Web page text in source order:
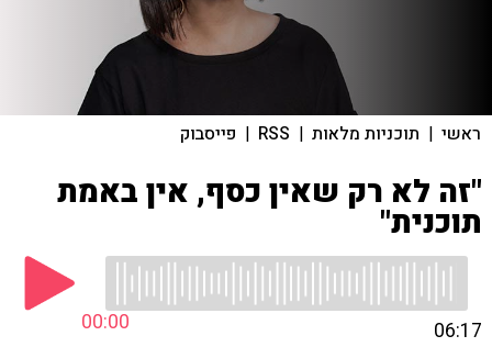
ראשי | תוכניות מלאות |
RSS
| פייסבוק
"זה לא רק שאין כסף, אין באמת
תוכנית"
00:00 06:17